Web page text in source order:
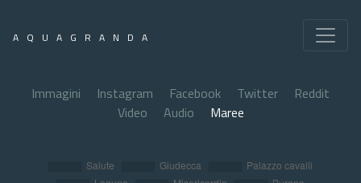
AQUAGRANDA
Immagini Instagram Facebook Twitter
Reddit
Video
Audio Maree